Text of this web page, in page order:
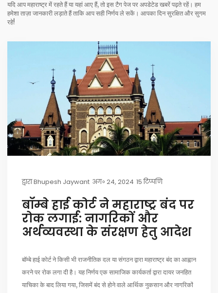
यदि आप महाराष्ट्र में रहते हैं या यहां आए हैं, तो इस टैग पेज पर अपडेटेड खबरें पढ़ते रहें। हम
हमेशा ताज़ा जानकारी लड़ाते हैं ताकि आप सही निर्णय ले सकें। आपका दिन सुरक्षित और सुगम
रहे!
द्वाराBhupesh Jaywant अग॰ 24, 2024 15 टिप्पणि
बॉम्बे हाई कोर्ट ने महाराष्ट्र बंद पर
रोक लगाई: नागरिकों और
अर्थव्यवस्था के संरक्षण हेतु आदेश
बॉम्बे हाई कोर्ट ने किसी भी राजनीतिक दल या संगठन द्वारा महाराष्ट्र बंद का आह्वान
करने पर रोक लगा दी है। यह निर्णय एक सामाजिक कार्यकर्ता द्वारा दायर जनहित
याचिका के बाद लिया गया, जिसमें बंद से होने वाले आर्थिक नुकसान और नागरिकों